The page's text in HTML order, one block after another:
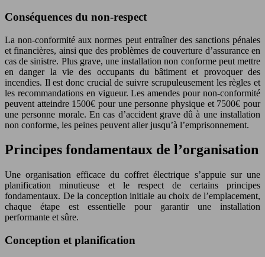
Conséquences du non-respect
La non-conformité aux normes peut entraîner des sanctions pénales
et financières, ainsi que des problèmes de couverture d’assurance en
cas de sinistre. Plus grave, une installation non conforme peut mettre
en danger la vie des occupants du bâtiment et provoquer des
incendies. Il est donc crucial de suivre scrupuleusement les règles et
les recommandations en vigueur. Les amendes pour non-conformité
peuvent atteindre 1500€ pour une personne physique et 7500€ pour
une personne morale. En cas d’accident grave dû à une installation
non conforme, les peines peuvent aller jusqu’à l’emprisonnement.
Principes fondamentaux de l’organisation
Une organisation efficace du coffret électrique s’appuie sur une
planification minutieuse et le respect de certains principes
fondamentaux. De la conception initiale au choix de l’emplacement,
chaque étape est essentielle pour garantir une installation
performante et sûre.
Conception et planification